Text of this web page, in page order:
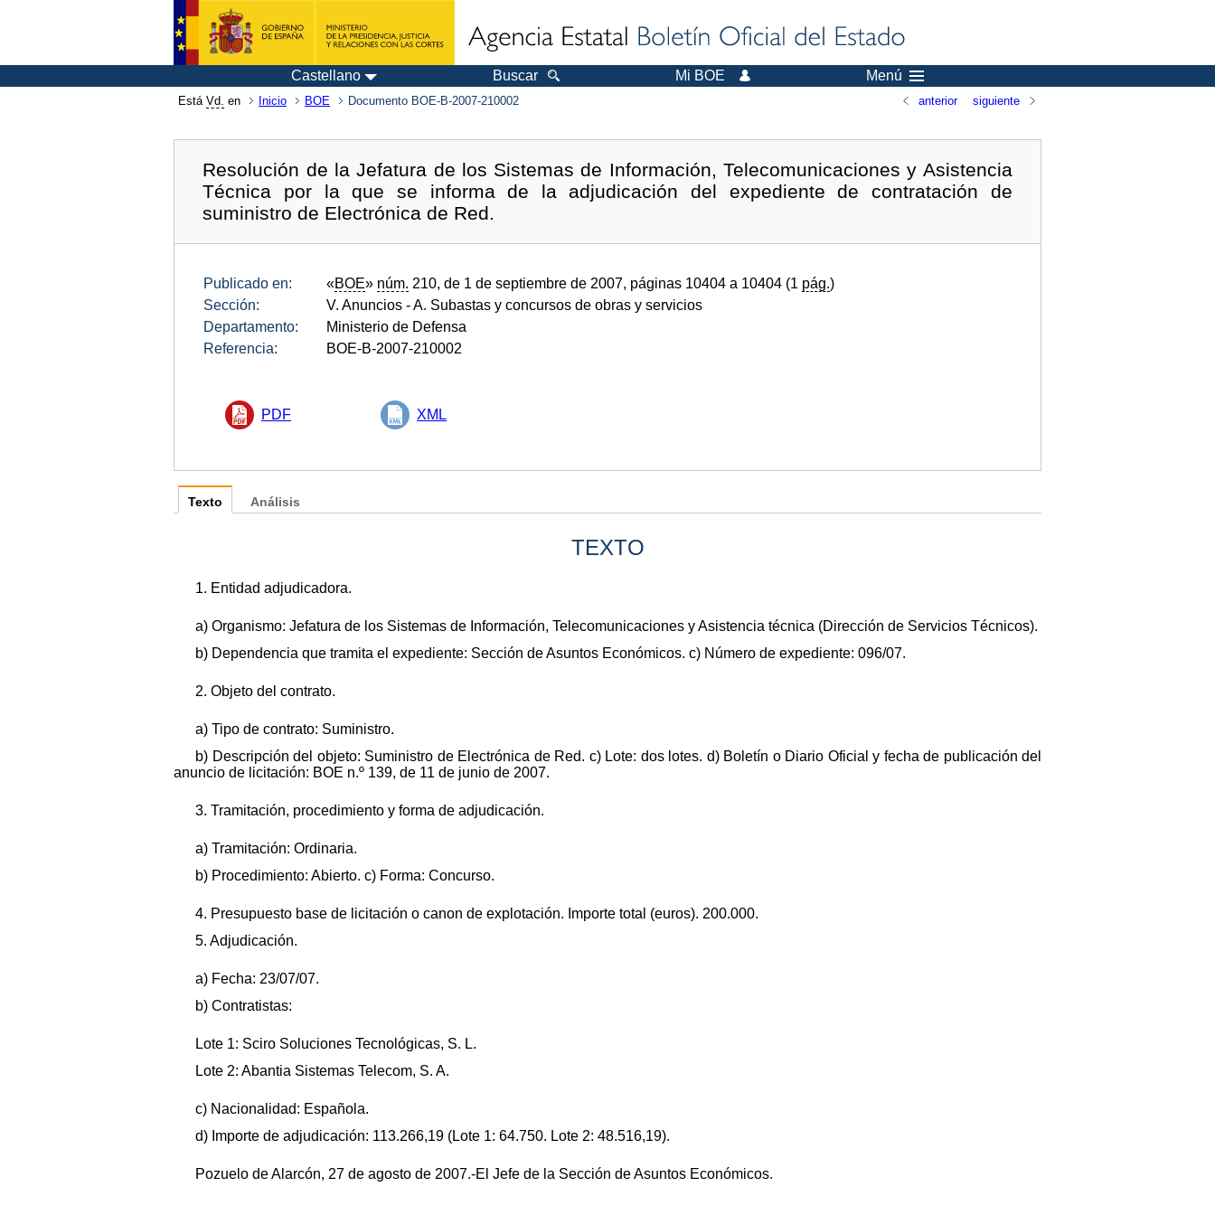
Castellano Buscar Mi BOE Menú
Está Vd. en Inicio BOE Documento BOE-B-2007-210002 anterior siguiente
Resolución de la Jefatura de los Sistemas de Información, Telecomunicaciones y Asistencia
Técnica por la que se informa de la adjudicación del expediente de contratación de
suministro de Electrónica de Red.
Publicado en: «BOE» núm. 210, de 1 de septiembre de 2007, páginas 10404 a 10404 (1 pág.)
Sección:
V. Anuncios - A. Subastas y concursos de obras y servicios
Departamento:
Ministerio de Defensa
Referencia:
BOE-B-2007-210002
PDF XML
Texto
TEXTO
1. Entidad adjudicadora.
a) Organismo: Jefatura de los Sistemas de Información, Telecomunicaciones y Asistencia técnica (Dirección de Servicios Técnicos).
b) Dependencia que tramita el expediente: Sección de Asuntos Económicos. c) Número de expediente: 096/07.
2. Objeto del contrato.
a) Tipo de contrato: Suministro.
b) Descripción del objeto: Suministro de Electrónica de Red. c) Lote: dos lotes. d) Boletín o Diario Oficial y fecha de publicación del
anuncio de licitación: BOE n.º 139, de 11 de junio de 2007.
3. Tramitación, procedimiento y forma de adjudicación.
a) Tramitación: Ordinaria.
b) Procedimiento: Abierto. c) Forma: Concurso.
4. Presupuesto base de licitación o canon de explotación. Importe total (euros). 200.000.
5. Adjudicación.
a) Fecha: 23/07/07.
b) Contratistas:
Lote 1: Sciro Soluciones Tecnológicas, S. L.
Lote 2: Abantia Sistemas Telecom, S. A.
c) Nacionalidad: Española.
d) Importe de adjudicación: 113.266,19 (Lote 1: 64.750. Lote 2: 48.516,19).
Pozuelo de Alarcón, 27 de agosto de 2007.-El Jefe de la Sección de Asuntos Económicos.
Análisis